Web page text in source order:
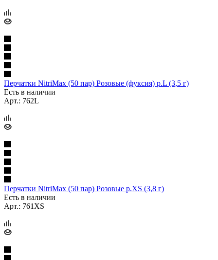
Перчатки NitriMax (50 пар) Розовые (фуксия) р.L (3,5 г)
Есть в наличии
Арт.: 762L
Перчатки NitriMax (50 пар) Розовые р.XS (3,8 г)
Есть в наличии
Арт.: 761XS